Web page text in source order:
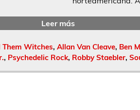
Leer más
Them Witches, Allan Van Cleave, Ben
, Psychedelic Rock, Robby Staebler,